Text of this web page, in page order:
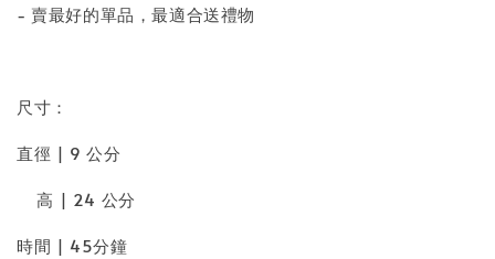
- 賣最好的單品，最適合送禮物
尺寸：
直徑 | 9 公分
高 | 24 公分
時間 | 45分鐘